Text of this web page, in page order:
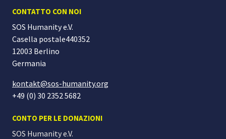
CONTATTO CON NOI
SOS Humanity e.V.
Casella postale440352
12003 Berlino
Germania
kontakt@sos-humanity.org
+49 (0) 30 2352 5682
CONTO PER LE DONAZIONI
SOS Humanity e.V.